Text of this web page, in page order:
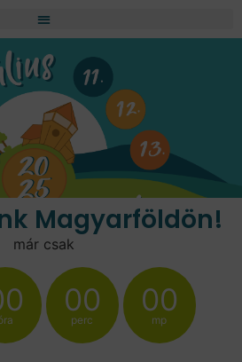
Magyarföldön!
már csak
00
perc
00
mp